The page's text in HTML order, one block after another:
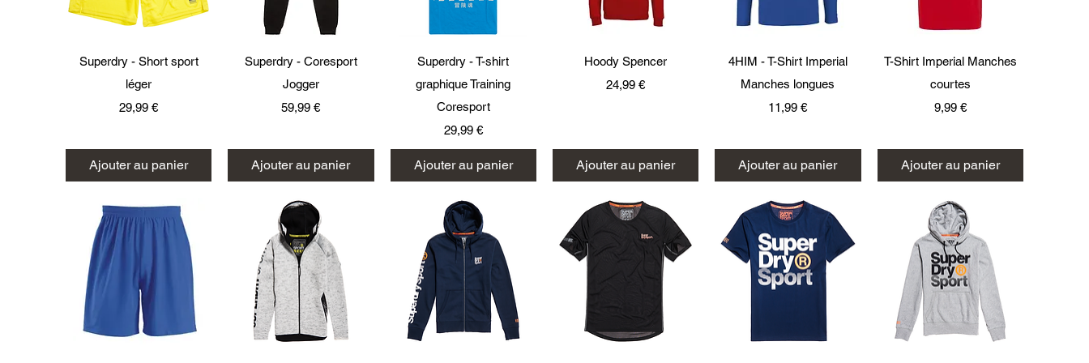
Aperçu rapide
Superdry - Short sport
léger
Prix
29,99 €
Ajouter au panier
Aperçu rapide
Superdry - Coresport
Jogger
Prix
59,99 €
Ajouter au panier
Aperçu rapide
Superdry - T-shirt
graphique Training
Coresport
Prix
29,99 €
Ajouter au panier
Aperçu rapide
Hoody Spencer
Prix
24,99 €
Ajouter au panier
Aperçu rapide
4HIM - T-Shirt Imperial
Manches longues
Prix
11,99 €
Ajouter au panier
Aperçu rapide
T-Shirt Imperial Manches
courtes
Prix
9,99 €
Ajouter au panier